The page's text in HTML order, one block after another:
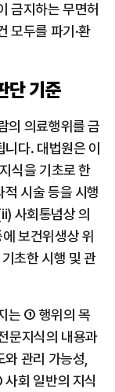
금지하는 무면허
모두를 파기·환
단 기준
의 의료행위를 금
다. 대법원은 이
식을 기초로 한
적 시술 등을 시행
사회통념상 의
보건위생상 위
초한 시행 및 관
는 ① 행위의 목
문지식의 내용과
관리 가능성,
회 일반의 지식